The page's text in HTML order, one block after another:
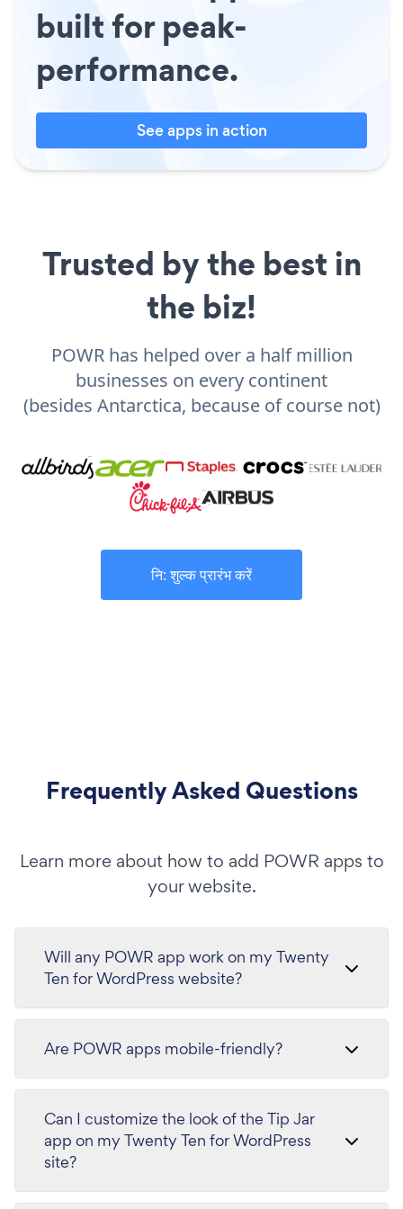
built for peak-
performance.
See apps in action
Trusted by the best in
the biz!
POWR has helped over a half million
businesses on every continent
(besides Antarctica, because of course not)
नि: शुल्क प्रारंभ करें
Frequently Asked Questions
Learn more about how to add POWR apps to
your website.
Will any POWR app work on my Twenty
Ten for WordPress website?
Are POWR apps mobile-friendly?
Can I customize the look of the Tip Jar
app on my Twenty Ten for WordPress
site?